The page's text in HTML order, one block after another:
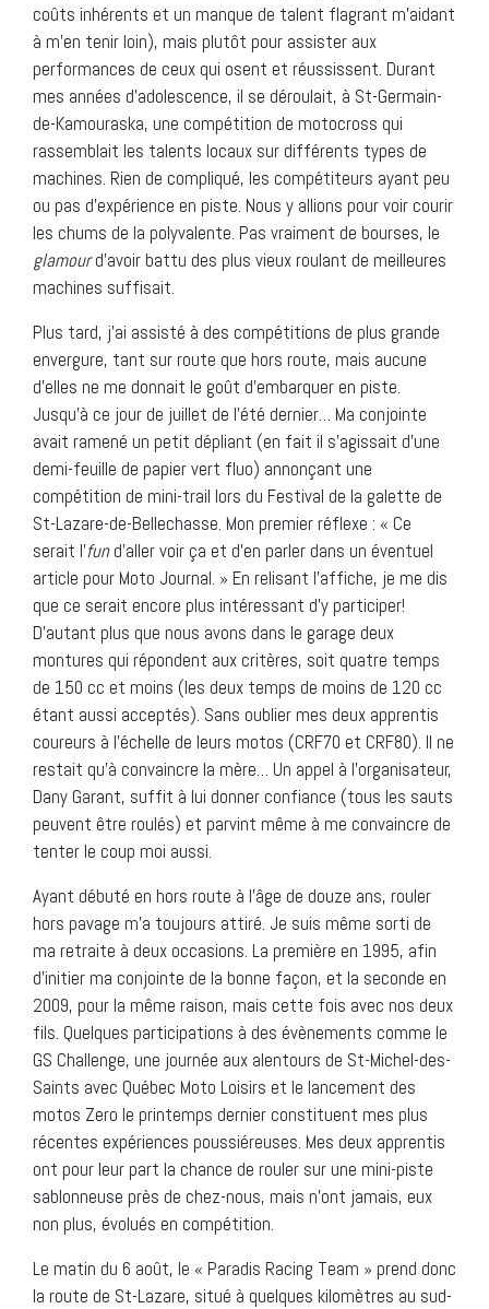
coûts inhérents et un manque de talent flagrant m’aidant
à m’en tenir loin), mais plutôt pour assister aux
performances de ceux qui osent et réussissent. Durant
mes années d’adolescence, il se déroulait, à St-Germain-
de-Kamouraska, une compétition de motocross qui
rassemblait les talents locaux sur différents types de
machines. Rien de compliqué, les compétiteurs ayant peu
ou pas d’expérience en piste. Nous y allions pour voir courir
les chums de la polyvalente. Pas vraiment de bourses, le
glamourd’avoir battu des plus vieux roulant de meilleures
machines suffisait.
Plus tard, j’ai assisté à des compétitions de plus grande
envergure, tant sur route que hors route, mais aucune
d’elles ne me donnait le goût d’embarquer en piste.
Jusqu’à ce jour de juillet de l’été dernier… Ma conjointe
avait ramené un petit dépliant (en fait il s’agissait d’une
demi-feuille de papier vert fluo) annonçant une
compétition de mini-trail lors du Festival de la galette de
St-Lazare-de-Bellechasse. Mon premier réflexe : « Ce
serait l’fund’aller voir ça et d’en parler dans un éventuel
article pour Moto Journal. » En relisant l’affiche, je me dis
que ce serait encore plus intéressant d’y participer!
D’autant plus que nous avons dans le garage deux
montures qui répondent aux critères, soit quatre temps
de 150 cc et moins (les deux temps de moins de 120 cc
étant aussi acceptés). Sans oublier mes deux apprentis
coureurs à l’échelle de leurs motos (CRF70 et CRF80). Il ne
restait qu’à convaincre la mère… Un appel à l’organisateur,
Dany Garant, suffit à lui donner confiance (tous les sauts
peuvent être roulés) et parvint même à me convaincre de
tenter le coup moi aussi.
Ayant débuté en hors route à l’âge de douze ans, rouler
hors pavage m’a toujours attiré. Je suis même sorti de
ma retraite à deux occasions. La première en 1995, afin
d’initier ma conjointe de la bonne façon, et la seconde en
2009, pour la même raison, mais cette fois avec nos deux
fils. Quelques participations à des évènements comme le
GS Challenge, une journée aux alentours de St-Michel-des-
Saints avec Québec Moto Loisirs et le lancement des
motos Zero le printemps dernier constituent mes plus
récentes expériences poussiéreuses. Mes deux apprentis
ont pour leur part la chance de rouler sur une mini-piste
sablonneuse près de chez-nous, mais n’ont jamais, eux
non plus, évolués en compétition.
Le matin du 6 août, le « Paradis Racing Team » prend donc
la route de St-Lazare, situé à quelques kilomètres au sud-